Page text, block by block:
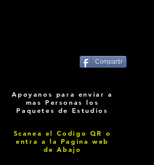
Compartir
Apoyanos para enviar a
mas Personas los
Paquetes de Estudios
Scanea el Codigo QR o
entra a la Pagina web
de Abajo